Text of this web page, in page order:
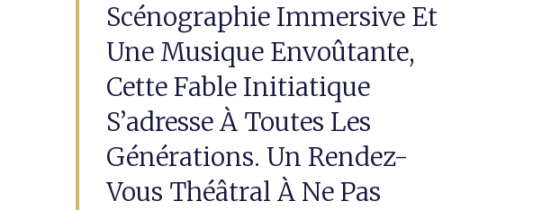
Scénographie Immersive Et
Une Musique Envoûtante,
Cette Fable Initiatique
S’adresse À Toutes Les
Générations. Un Rendez-
Vous Théâtral À Ne Pas